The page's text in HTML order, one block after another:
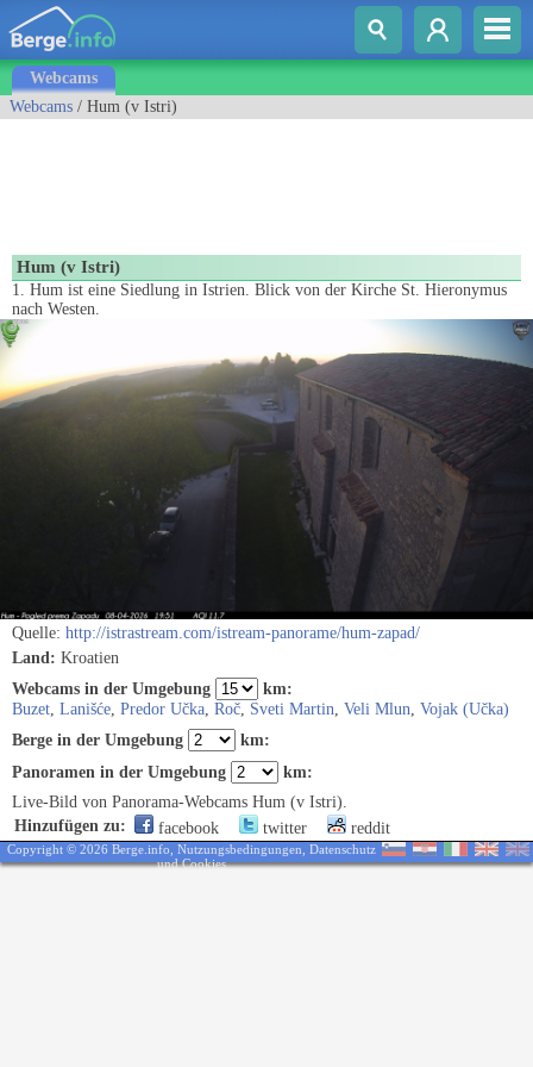
Webcams
Webcams / Hum (v Istri)
Hum (v Istri)
1. Hum ist eine Siedlung in Istrien. Blick von der Kirche St. Hieronymus
nach Westen.
Quelle: http://istrastream.com/istream-panorame/hum-zapad/
Land: Kroatien
Webcams in der Umgebung
km:
Buzet, Lanišće, Predor Učka, Roč, Sveti Martin, Veli Mlun, Vojak (Učka)
Berge in der Umgebung
km:
Panoramen in der Umgebung
km:
Live-Bild von Panorama-Webcams Hum (v Istri).
Hinzufügen zu:
facebook twitter reddit
Copyright © 2026 Berge.info, Nutzungsbedingungen Datenschutz
und Cookies